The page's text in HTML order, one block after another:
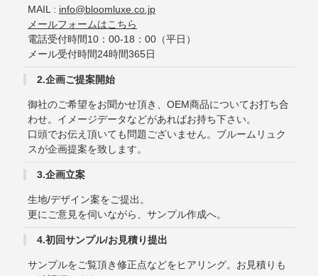
MAIL : info@bloomluxe.co.jp
メールフォームはこちら
電話受付時間10：00-18：00（平日）
メール受付時間24時間365日
2.企画ご提案開始
御社のご希望をお聞かせ頂き、OEM商品についてお打ち合
わせ。イメージデータなどがあればお持ち下さい。
口頭でお伝え頂いても問題ございません。ブルームリュク
スが企画提案を致します。
3.企画立案
生地/デザイン案をご提出。
更にご意見を伺いながら、サンプル作成へ。
4.初回サンプル/お見積り提出
サンプルをご覧頂き修正点などをヒアリング。お見積りも